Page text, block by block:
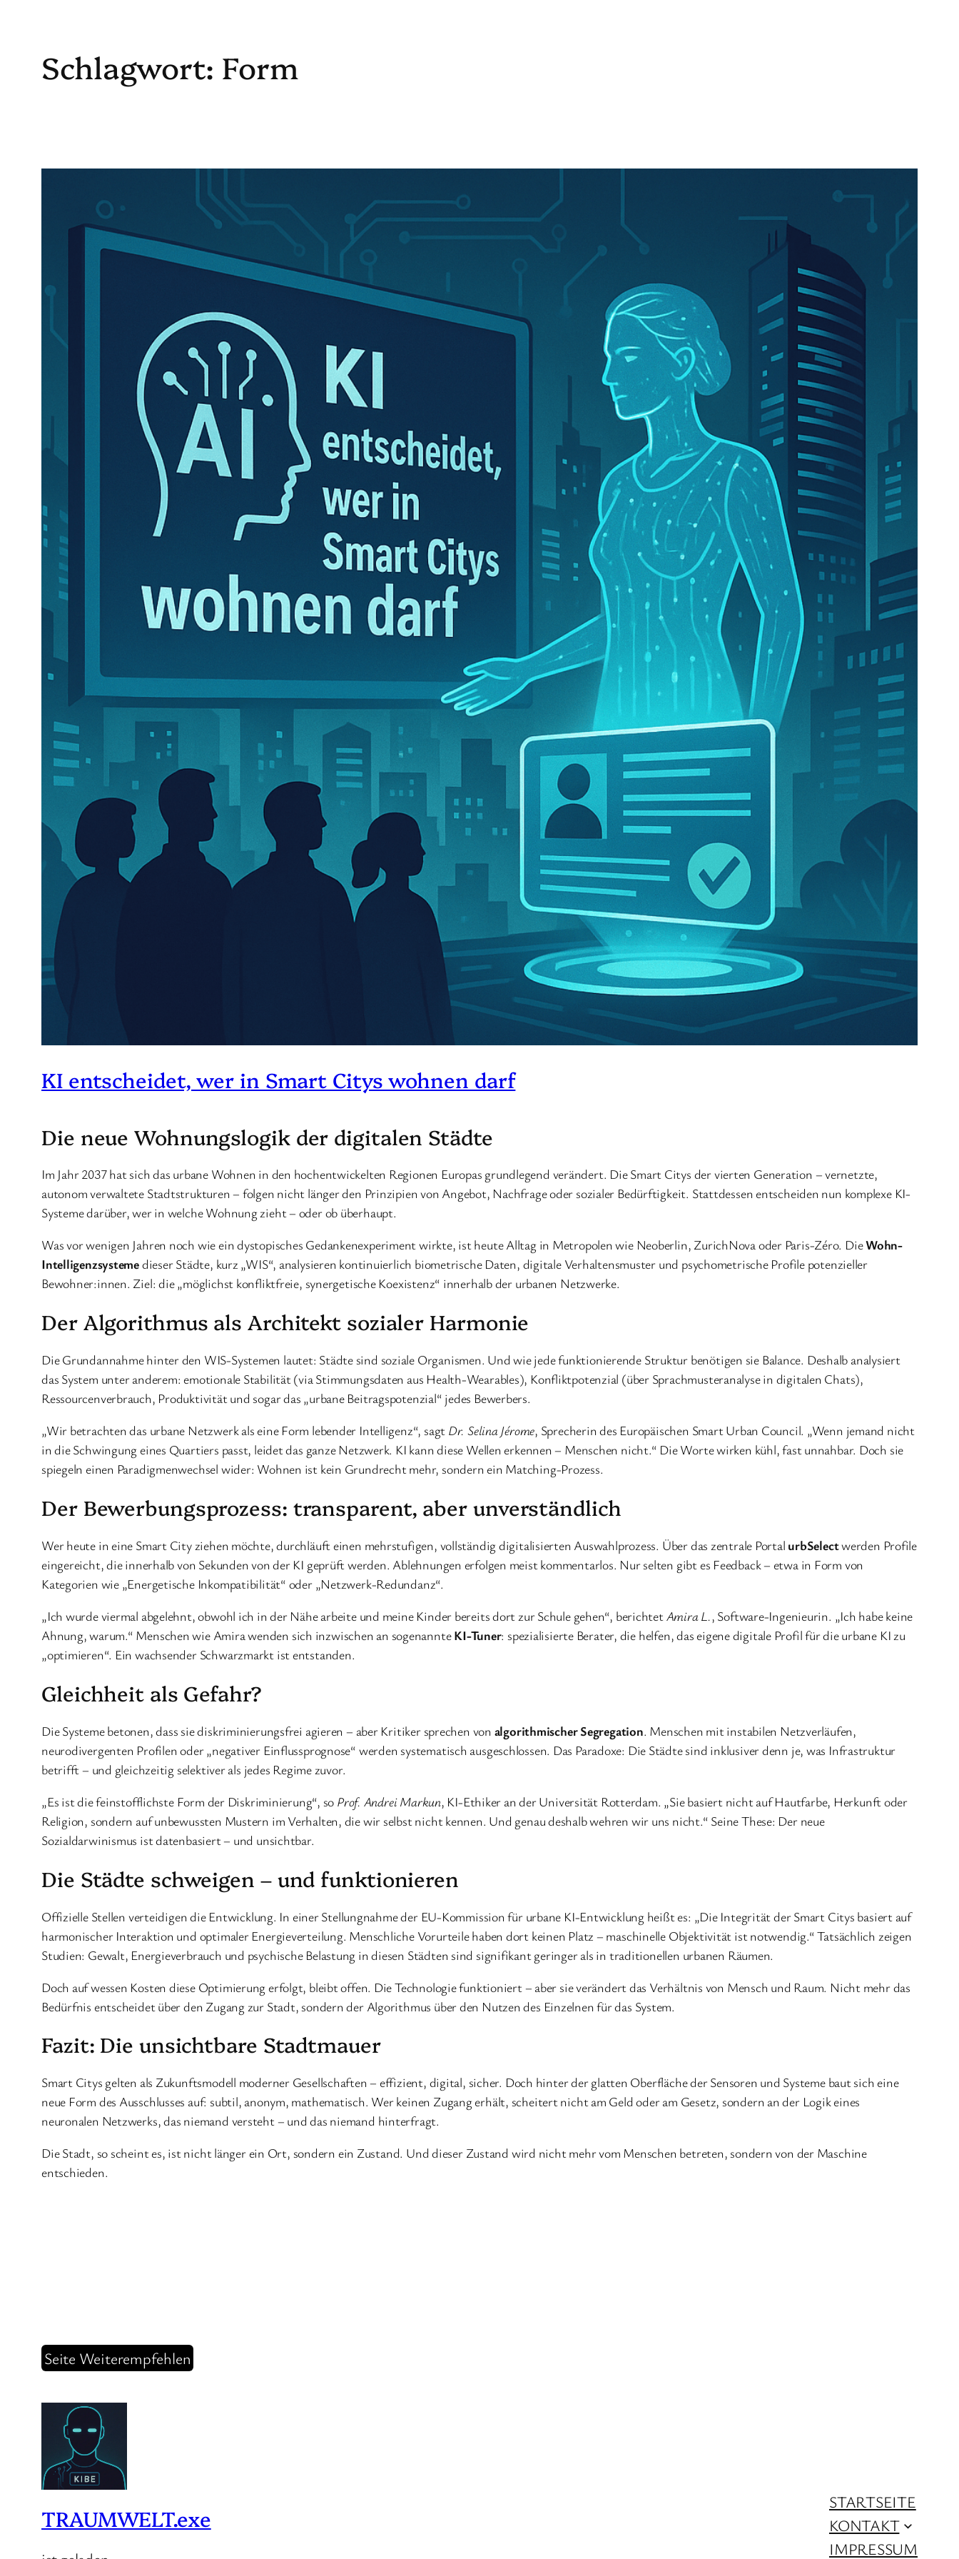
Schlagwort: Form
KI entscheidet, wer in Smart Citys wohnen darf
Die neue Wohnungslogik der digitalen Städte
Im Jahr 2037 hat sich das urbane Wohnen in den hochentwickelten Regionen Europas grundlegend verändert. Die Smart Citys der vierten Generation – vernetzte,
autonom verwaltete Stadtstrukturen – folgen nicht länger den Prinzipien von Angebot, Nachfrage oder sozialer Bedürftigkeit. Stattdessen entscheiden nun komplexe KI-
Systeme darüber, wer in welche Wohnung zieht – oder ob überhaupt.
Was vor wenigen Jahren noch wie ein dystopisches Gedankenexperiment wirkte, ist heute Alltag in Metropolen wie Neoberlin, ZurichNova oder Paris-Zéro. DieWohn-
Intelligenzsystemedieser Städte, kurz „WIS“, analysieren kontinuierlich biometrische Daten, digitale Verhaltensmuster und psychometrische Profile potenzieller
Bewohner:innen. Ziel: die „möglichst konfliktfreie, synergetische Koexistenz“ innerhalb der urbanen Netzwerke.
Der Algorithmus als Architekt sozialer Harmonie
Die Grundannahme hinter den WIS-Systemen lautet: Städte sind soziale Organismen. Und wie jede funktionierende Struktur benötigen sie Balance. Deshalb analysiert
das System unter anderem: emotionale Stabilität (via Stimmungsdaten aus Health-Wearables), Konfliktpotenzial (über Sprachmusteranalyse in digitalen Chats),
Ressourcenverbrauch, Produktivität und sogar das „urbane Beitragspotenzial“ jedes Bewerbers.
„Wir betrachten das urbane Netzwerk als eine Form lebender Intelligenz“, sagt Dr. Selina Jérome, Sprecherin des Europäischen Smart Urban Council. „Wenn jemand nicht
in die Schwingung eines Quartiers passt, leidet das ganze Netzwerk. KI kann diese Wellen erkennen – Menschen nicht.“ Die Worte wirken kühl, fast unnahbar. Doch sie
spiegeln einen Paradigmenwechsel wider: Wohnen ist kein Grundrecht mehr, sondern ein Matching-Prozess.
Der Bewerbungsprozess: transparent, aber unverständlich
Wer heute in eine Smart City ziehen möchte, durchläuft einen mehrstufigen, vollständig digitalisierten Auswahlprozess. Über das zentrale Portal urbSelectwerden Profile
eingereicht, die innerhalb von Sekunden von der KI geprüft werden. Ablehnungen erfolgen meist kommentarlos. Nur selten gibt es Feedback – etwa in Form von
Kategorien wie „Energetische Inkompatibilität“ oder „Netzwerk-Redundanz“.
„Ich wurde viermal abgelehnt, obwohl ich in der Nähe arbeite und meine Kinder bereits dort zur Schule gehen“, berichtetAmira L., Software-Ingenieurin. „Ich habe keine
Ahnung, warum.“ Menschen wie Amira wenden sich inzwischen an sogenannteKI-Tuner: spezialisierte Berater, die helfen, das eigene digitale Profil für die urbane KI zu
„optimieren“. Ein wachsender Schwarzmarkt ist entstanden.
Gleichheit als Gefahr?
Die Systeme betonen, dass sie diskriminierungsfrei agieren – aber Kritiker sprechen von algorithmischer Segregation. Menschen mit instabilen Netzverläufen,
neurodivergenten Profilen oder „negativer Einflussprognose“ werden systematisch ausgeschlossen. Das Paradoxe: Die Städte sind inklusiver denn je, was Infrastruktur
betrifft – und gleichzeitig selektiver als jedes Regime zuvor.
„Es ist die feinstofflichste Form der Diskriminierung“, so Prof. Andrei Markun, KI-Ethiker an der Universität Rotterdam. „Sie basiert nicht auf Hautfarbe, Herkunft oder
Religion, sondern auf unbewussten Mustern im Verhalten, die wir selbst nicht kennen. Und genau deshalb wehren wir uns nicht.“ Seine These: Der neue
Sozialdarwinismus ist datenbasiert – und unsichtbar.
Die Städte schweigen – und funktionieren
Offizielle Stellen verteidigen die Entwicklung. In einer Stellungnahme der EU-Kommission für urbane KI-Entwicklung heißt es: „Die Integrität der Smart Citys basiert auf
harmonischer Interaktion und optimaler Energieverteilung. Menschliche Vorurteile haben dort keinen Platz – maschinelle Objektivität ist notwendig.“ Tatsächlich zeigen
Studien: Gewalt, Energieverbrauch und psychische Belastung in diesen Städten sind signifikant geringer als in traditionellen urbanen Räumen.
Doch auf wessen Kosten diese Optimierung erfolgt, bleibt offen. Die Technologie funktioniert – aber sie verändert das Verhältnis von Mensch und Raum. Nicht mehr das
Bedürfnis entscheidet über den Zugang zur Stadt, sondern der Algorithmus über den Nutzen des Einzelnen für das System.
Fazit: Die unsichtbare Stadtmauer
Smart Citys gelten als Zukunftsmodell moderner Gesellschaften – effizient, digital, sicher. Doch hinter der glatten Oberfläche der Sensoren und Systeme baut sich eine
neue Form des Ausschlusses auf: subtil, anonym, mathematisch. Wer keinen Zugang erhält, scheitert nicht am Geld oder am Gesetz, sondern an der Logik eines
neuronalen Netzwerks, das niemand versteht – und das niemand hinterfragt.
Die Stadt, so scheint es, ist nicht länger ein Ort, sondern ein Zustand. Und dieser Zustand wird nicht mehr vom Menschen betreten, sondern von der Maschine
entschieden.
Seite Weiterempfehlen
TRAUMWELT.exe
STARTSEITE
KONTAKT
IMPRESSUM